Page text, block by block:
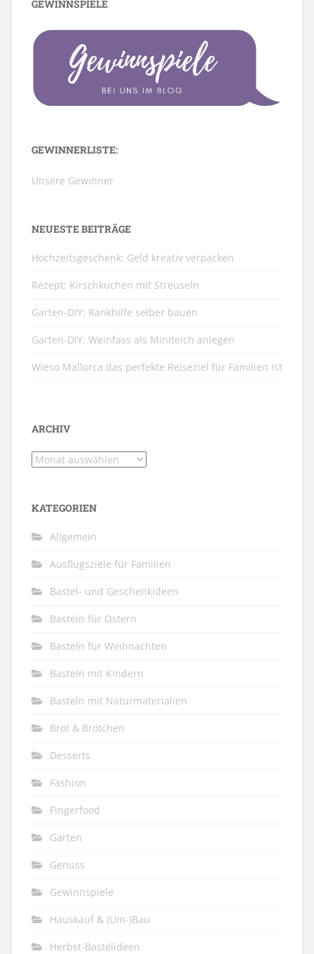
GEWINNSPIELE
GEWINNERLISTE:
Unsere Gewinner
NEUESTE BEITRÄGE
Hochzeitsgeschenk: Geld kreativ verpacken
Rezept: Kirschkuchen mit Streuseln
Garten-DIY: Rankhilfe selber bauen
Garten-DIY: Weinfass als Miniteich anlegen
Wieso Mallorca das perfekte Reiseziel für Familien ist
ARCHIV
Archiv
KATEGORIEN
Allgemein
Ausflugsziele für Familien
Bastel- und Geschenkideen
Basteln für Ostern
Basteln für Weihnachten
Basteln mit Kindern
Basteln mit Naturmaterialien
Brot & Brötchen
Desserts
Fashion
Fingerfood
Garten
Genuss
Gewinnspiele
Hauskauf & (Um-)Bau
Herbst-Bastelideen